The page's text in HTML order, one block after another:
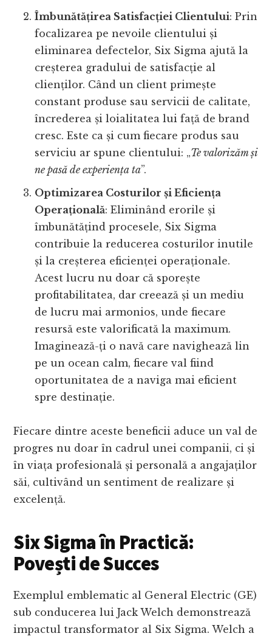
Îmbunătățirea Satisfacției Clientului: Prin
focalizarea pe nevoile clientului și
eliminarea defectelor, Six Sigma ajută la
creșterea gradului de satisfacție al
clienților. Când un client primește
constant produse sau servicii de calitate,
încrederea și loialitatea lui față de brand
cresc. Este ca și cum fiecare produs sau
serviciu ar spune clientului: „Te valorizăm și
ne pasă de experiența ta”.
Optimizarea Costurilor și Eficiența
Operațională: Eliminând erorile și
îmbunătățind procesele, Six Sigma
contribuie la reducerea costurilor inutile
și la creșterea eficienței operaționale.
Acest lucru nu doar că sporește
profitabilitatea, dar creează și un mediu
de lucru mai armonios, unde fiecare
resursă este valorificată la maximum.
Imaginează-ți o navă care navighează lin
pe un ocean calm, fiecare val fiind
oportunitatea de a naviga mai eficient
spre destinație.
Fiecare dintre aceste beneficii aduce un val de
progres nu doar în cadrul unei companii, ci și
în viața profesională și personală a angajaților
săi, cultivând un sentiment de realizare și
excelență.
Six Sigma în Practică:
Povești de Succes
Exemplul emblematic al General Electric (GE)
sub conducerea lui Jack Welch demonstrează
impactul transformator al Six Sigma. Welch a